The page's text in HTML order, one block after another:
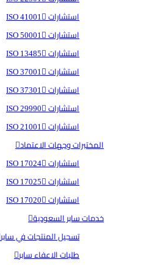
استشارات ISO 41001
استشارات ISO 50001
استشارات ISO 13485
استشارات ISO 37001
استشارات ISO 37301
استشارات ISO 29990
استشارات ISO 21001
المختبرات وجهات الاعتماد
استشارات ISO 17024
استشارات ISO 17025
استشارات ISO 17020
خدمات سابر السعودية
تسجيل المنتجات في سابر
طلبات الاعفاء سابر